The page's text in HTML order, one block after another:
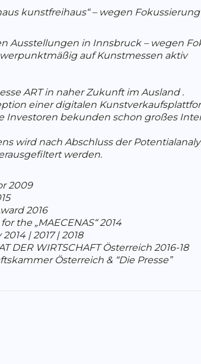
kunstfreihaus“ – wegen
Ausstellungen in Innsbruck – wegen
auf Kunstmessen aktiv
ART in naher Zukunft im Ausland .
einer digitalen
Investoren bekunden schon großes
wird nach Abschluss der
werden.
2009
2016
the „MAECENAS“ 2014
| 2017 | 2018
DER WIRTSCHAFT Österreich 2016-18
Österreich & “Die Presse”